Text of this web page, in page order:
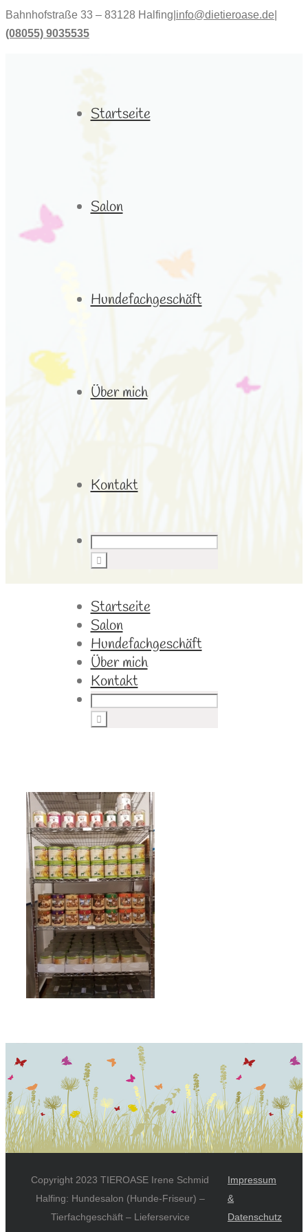
Bahnhofstraße 33 – 83128 Halfing info@dietieroase.de
(08055) 9035535
Startseite
Salon
Hundefachgeschäft
Über mich
Kontakt
Startseite
Salon
Hundefachgeschäft
Über mich
Kontakt
Copyright 2023 TIEROASE Irene Schmid
Halfing: Hundesalon (Hunde-Friseur) –
Tierfachgeschäft – Lieferservice
Impressum
&
Datenschutz